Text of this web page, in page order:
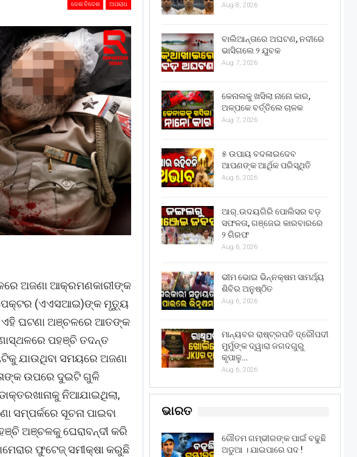
ଦେଶ ବିଦେଶ ଅପରାଧ
ଅଜଣା ଆକ୍ରମଣକାରୀଙ୍କ
(ଏଏସଆଇ)ଙ୍କ ମୃତ୍ୟୁ
ଏହି ଘଟଣା ଅଞ୍ଚଳରେ ଆତଙ୍କ
ପହଞ୍ଚି ତଦନ୍ତ
ଯାଉଥିବା ସମୟରେ ଅଜଣା
ଉପରେ ଦୁଇଟି ଗୁଳି
ନିଆଯାଇଥିଲା,
ସମ୍ପର୍କରେ ସୂଚନା ପାଇବା
ଅଞ୍ଚଳକୁ ଘେରାବନ୍ଦୀ କରି
ଫୁଟେଜ୍ ସମୀକ୍ଷା କରୁଛି
Aug 8, 2026
ବାଲିଆନ୍ତାରେ ଅଘଟଣ, ନଦୀରେ
ଭାସିଗଲେ ୨ ଯୁବକ
Aug 7, 2026
କେନାଲକୁ ଖସିଲା ନାନୋ କାର,
ଅଳ୍ପକେ ବର୍ତ୍ତିଲେ ଚାଳକ
Aug 7, 2026
୫ ଉପାୟ ବଦଳାଇଦେବ
ଆପଣଙ୍କ ଆର୍ଥିକ ପରିସ୍ଥିତି
Aug 6, 2026
ଆର୍.ଉଦୟଗିରି ପୋଲିସର ବଡ଼
ସଫଳତା, ଗଞ୍ଜେଇ କାରବାରରେ
୨ ଗିରଫ
Aug 6, 2026
ଭୀମ ଭୋଇ ଭିନ୍ନକ୍ଷମ ସାମର୍ଥ୍ୟ
ଶିବିର ଅନୁଷ୍ଠିତ
Aug 6, 2026
ମାନ୍ୟବର ରାଷ୍ଟ୍ରପତି ଦ୍ରୌପଦୀ
ମୁର୍ମୁଙ୍କ ଦ୍ୱାରା ଜଗଦଗୁରୁ
କୃପାଳୁ…
Aug 6, 2026
ଭାରତ
ଗୌତମ ଗମ୍ଭୀରଙ୍କ ପାଇଁ ବଢୁଛି
ଅଡୁଆ । ଯାଇପାରେ ପଦ !